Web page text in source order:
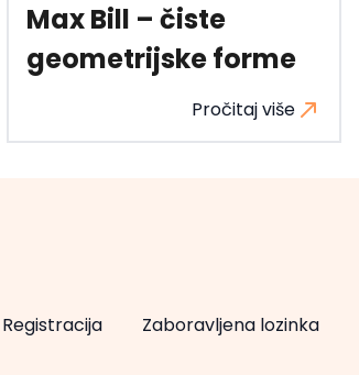
Max Bill – čiste
geometrijske forme
Pročitaj više
Registracija Zaboravljena lozinka